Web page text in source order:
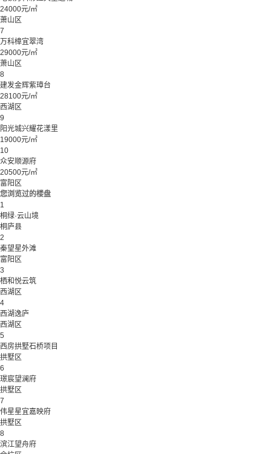
24000元/㎡
萧山区
7
万科樟宜翠湾
29000元/㎡
萧山区
8
建发金辉紫璋台
28100元/㎡
西湖区
9
阳光城兴耀花漾里
19000元/㎡
10
众安顺源府
20500元/㎡
富阳区
您浏览过的楼盘
1
桐绿·云山境
桐庐县
2
秦望星外滩
富阳区
3
栖和悦云筑
西湖区
4
西湖逸庐
西湖区
5
西房拱墅石桥项目
拱墅区
6
璟宸望澜府
拱墅区
7
伟星星宜嘉映府
拱墅区
8
滨江望舟府